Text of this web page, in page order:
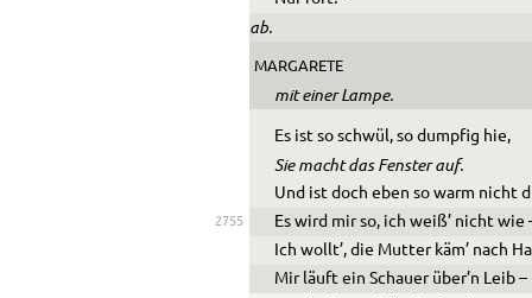
ab.
MARGARETE
mit einer Lampe.
Es ist so schwül, so dumpfig hie,
Sie macht das Fenster auf.
Und ist doch eben so warm nicht
2755 Es wird mir so, ich weiß’ nicht wie
Ich wollt’, die Mutter käm’ nach
Mir läuft ein Schauer über’n Leib –